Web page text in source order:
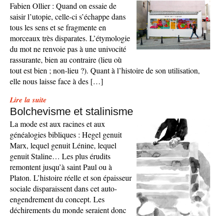
Fabien Ollier : Quand on essaie de
saisir l’utopie, celle-ci s’échappe dans
tous les sens et se fragmente en
morceaux très disparates. L’étymologie
du mot ne renvoie pas à une univocité
rassurante, bien au contraire (lieu où
tout est bien ; non-lieu ?). Quant à l’histoire de son utilisation,
elle nous laisse face à des […]
Lire la suite
Bolchevisme et stalinisme
La mode est aux racines et aux
généalogies bibliques : Hegel genuit
Marx, lequel genuit Lénine, lequel
genuit Staline… Les plus érudits
remontent jusqu’à saint Paul ou à
Platon. L’histoire réelle et son épaisseur
sociale disparaissent dans cet auto-
engendrement du concept. Les
déchirements du monde seraient donc